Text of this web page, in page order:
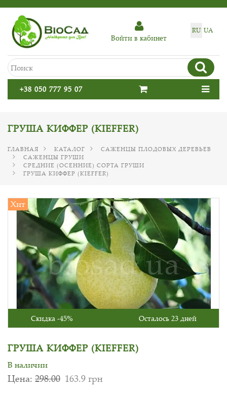
RU UA
Войти в кабинет
+38 050 777 95 07
ГРУША КИФФЕР (KIEFFER)
ГЛАВНАЯ КАТАЛОГ
САЖЕНЦЫ ПЛОДОВЫХ ДЕРЕВЬЕВ
САЖЕНЦЫ ГРУШИ
СРЕДНИЕ (ОСЕННИЕ) СОРТА ГРУШИ
ГРУША КИФФЕР (KIEFFER)
Хит
Скидка -45% Осталось 23 дней
ГРУША КИФФЕР (KIEFFER)
В наличии
Цена: 298.00 163.9 грн